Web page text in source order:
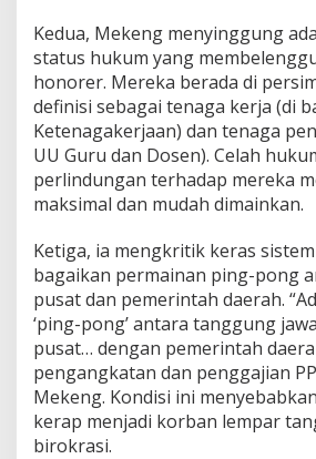
u
r
u
H
o
n
o
e
r
Kedua, Mekeng menyinggung
status hukum yang
honorer. Mereka berada di
definisi sebagai tenaga kerja (di
Ketenagakerjaan) dan tenaga
UU Guru dan Dosen). Celah
perlindungan terhadap mereka
maksimal dan mudah dimainkan.
Ketiga, ia mengkritik keras
bagaikan permainan ping-pong
pusat dan pemerintah daerah.
‘ping-pong’ antara tanggung
pusat… dengan pemerintah
pengangkatan dan penggajian
Mekeng. Kondisi ini
kerap menjadi korban lempar
birokrasi.